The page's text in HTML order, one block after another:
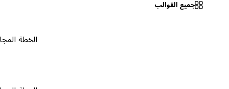
جميع القوالب
الخطة المجانية ٠